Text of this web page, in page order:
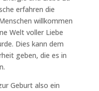
erfahren die
willkommen
Welt voller Liebe
Dies kann dem
geben, die es in
Geburt also ein